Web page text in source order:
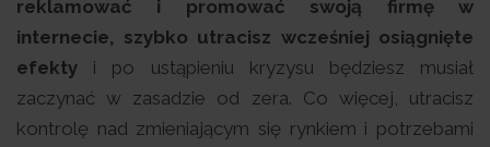
reklamować i promować swoją firmę w
internecie, szybko utracisz wcześniej osiągnięte
efekty i po ustąpieniu kryzysu będziesz musiał
zaczynać w zasadzie od zera. Co więcej, utracisz
kontrolę nad zmieniającym się rynkiem i potrzebami